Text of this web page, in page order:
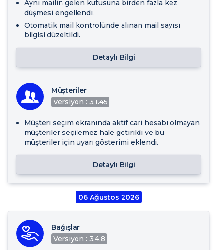
Aynı mailin gelen kutusuna birden fazla kez
düşmesi engellendi.
Otomatik mail kontrolünde alınan mail sayısı
bilgisi düzeltildi.
Detaylı Bilgi
Müşteriler
Versiyon : 3.1.45
Müşteri seçim ekranında aktif cari hesabı olmayan
müşteriler seçilemez hale getirildi ve bu
müşteriler için uyarı gösterimi eklendi.
Detaylı Bilgi
06 Ağustos 2026
Bağışlar
Versiyon : 3.4.8